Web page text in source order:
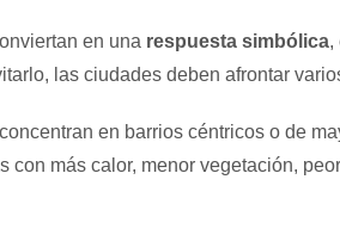
en una respuesta simbólica,
las ciudades deben afrontar
en barrios céntricos o de
más calor, menor vegetación,